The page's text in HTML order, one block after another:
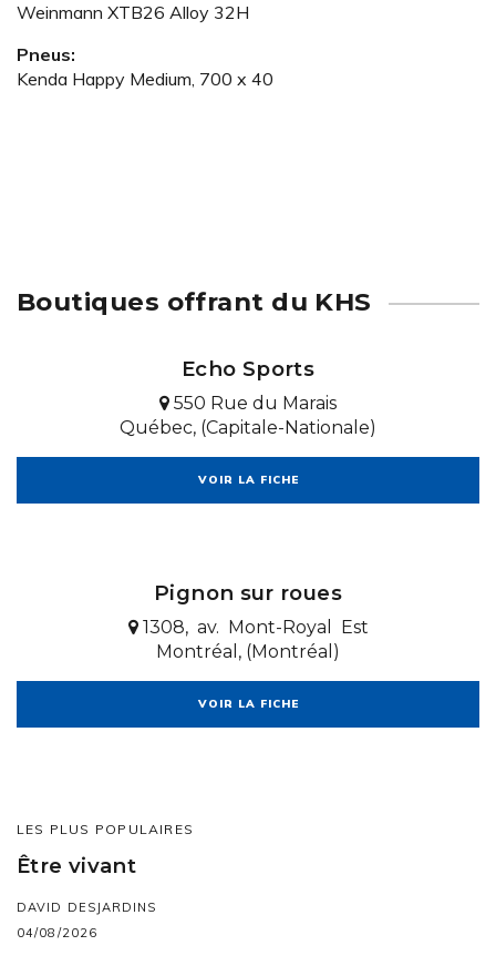
Weinmann XTB26 Alloy 32H
Pneus:
Kenda Happy Medium, 700 x 40
Boutiques offrant du KHS
Echo Sports
550 Rue du Marais
Québec, (Capitale-Nationale)
VOIR LA FICHE
Pignon sur roues
1308, av. Mont-Royal Est
Montréal, (Montréal)
VOIR LA FICHE
LES PLUS POPULAIRES
Être vivant
DAVID DESJARDINS
04/08/2026